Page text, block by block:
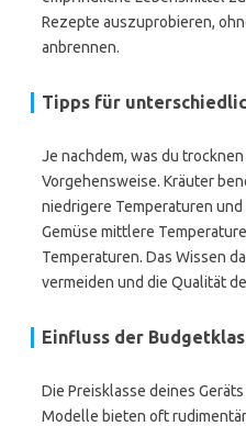
Rezepte auszuprobieren,
anbrennen.
Tipps für
Je nachdem, was du
Vorgehensweise. Kräuter
niedrigere Temperaturen
Gemüse mittlere
Temperaturen. Das Wissen
vermeiden und die Qualität
Einfluss der
Die Preisklasse deines
Modelle bieten oft